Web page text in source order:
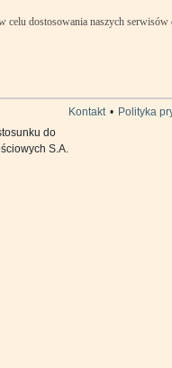
celu dostosowania naszych
Kontakt • Polityka
do
S.A.